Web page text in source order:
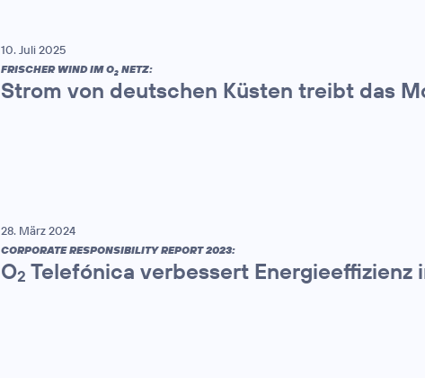
10. Juli 2025
FRISCHER WIND IM O2 NETZ:
Strom von deutschen Küsten treibt das
28. März 2024
CORPORATE RESPONSIBILITY REPORT 2023:
O2 Telefónica verbessert Energieeffizienz